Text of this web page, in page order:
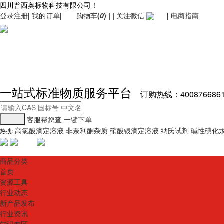
四川普西奥标物科技有限公司！
登录注册| 我的订单| 购物车(0) | | 关注微信 | 电商指南
一站式标准物质服务平台 订购热线：
客服帮您查 一键下单
热搜:高氯酸滴定溶液 非奈利酮杂质 硝酸银滴定溶液 纳氏试剂 碱性碘化
商品分类
首页
资源工具
行业动态
新产品发布
行业资讯